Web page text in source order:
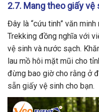
2.7. Mang theo giấy
Đây là “cứu tinh” văn
Trekking đồng nghĩa với
vệ sinh và nước sạch.
lau mồ hôi mặt mũi cho
đừng bao giờ cho rằng ở
sẵn giấy vệ sinh cho bạn.